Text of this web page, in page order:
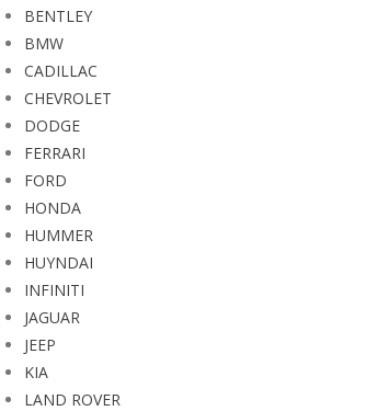
BENTLEY
BMW
CADILLAC
CHEVROLET
DODGE
FERRARI
FORD
HONDA
HUMMER
HUYNDAI
INFINITI
JAGUAR
JEEP
KIA
LAND ROVER